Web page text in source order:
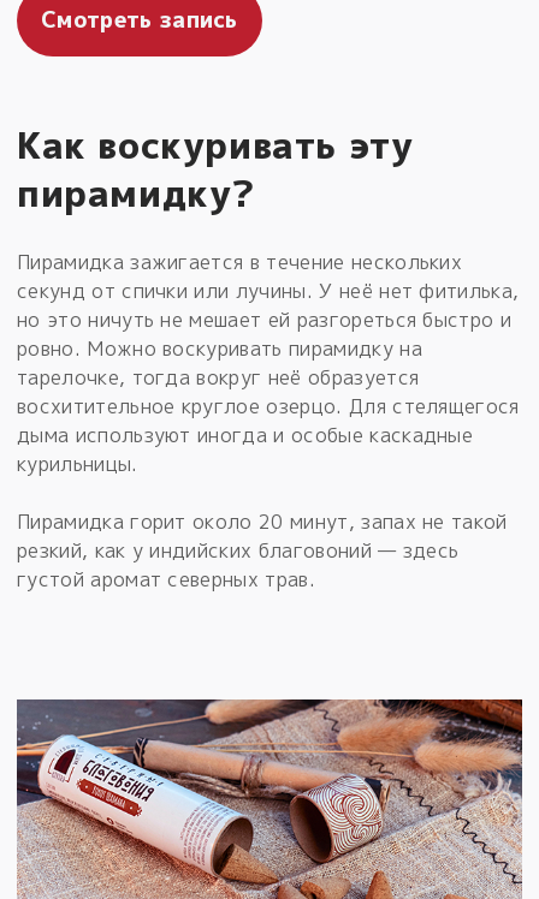
Смотреть запись
Как воскуривать эту
пирамидку?
Пирамидка зажигается в течение нескольких
секунд от спички или лучины. У неё нет фитилька,
но это ничуть не мешает ей разгореться быстро и
ровно. Можно воскуривать пирамидку на
тарелочке, тогда вокруг неё образуется
восхитительное круглое озерцо. Для стелящегося
дыма используют иногда и особые каскадные
курильницы.
Пирамидка горит около 20 минут, запах не такой
резкий, как у индийских благовоний — здесь
густой аромат северных трав.